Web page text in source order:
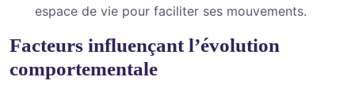
espace de vie pour faciliter ses mouvements.
Facteurs influençant l’évolution
comportementale